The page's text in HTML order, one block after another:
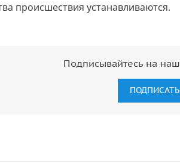
происшествия устанавливаются.
Подписывайтесь на